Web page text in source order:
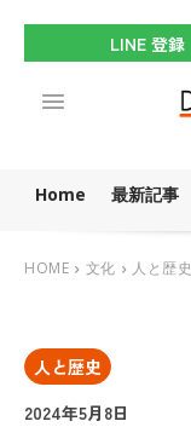
LINE 登録
Home 最新記事
HOME 文化 人と歴史
人と歴史
2024年5月8日